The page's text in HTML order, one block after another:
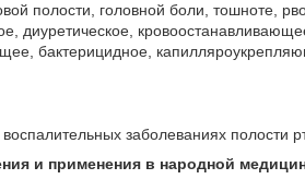
полости, головной боли, тошноте,
диуретическое,
бактерицидное,
заболеваниях полости
и применения в народной